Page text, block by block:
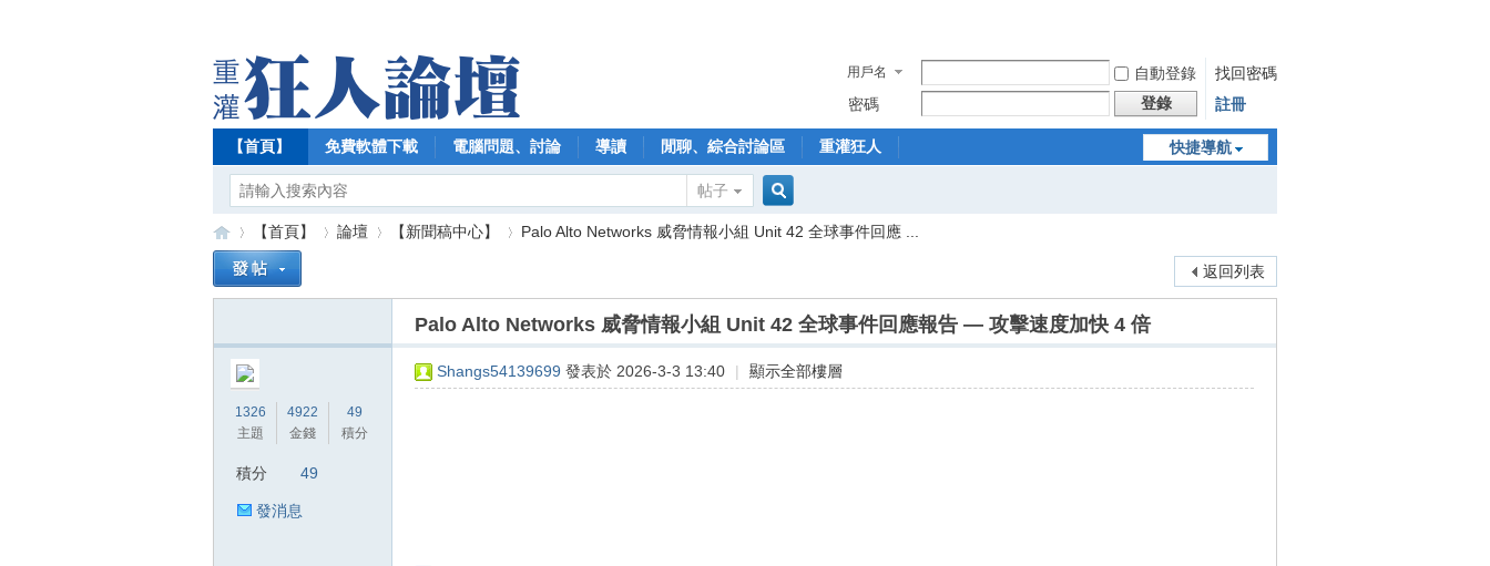
用戶名 自動登錄
找回密碼
密碼
登錄 註冊
快捷導航
【首頁】 免費軟體下載 電腦問題、討論 導讀 閒聊、綜合討論區 重灌狂人
帖子
搜
索
【首頁】 論壇 【新聞稿中心】
›
Palo Alto Networks 威脅情報小組 Unit 42 全球事件回應 ...
返回列表
Palo Alto Networks 威脅情報小組 Unit 42 全球事件回應報告 — 攻擊速度加快 4 倍
1326
主題
4922
金錢
49
積分
積分 49
發消息
Shangs54139699 發表於 2026-3-3 13:40 | 顯示全部樓層